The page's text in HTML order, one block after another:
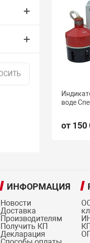
воде
от 150
ИНФОРМАЦИЯ
Новости
Доставка
Производителям
Получить КП
Декларация